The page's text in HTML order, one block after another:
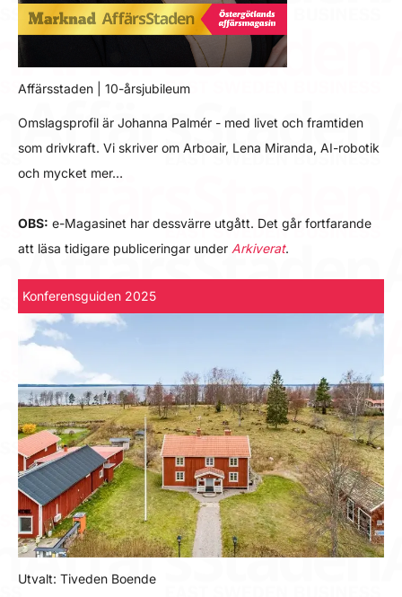
Affärsstaden | 10-årsjubileum
Omslagsprofil är Johanna Palmér - med livet och framtiden
som drivkraft. Vi skriver om Arboair, Lena Miranda, AI-robotik
och mycket mer…
OBS: e-Magasinet har dessvärre utgått. Det går fortfarande
att läsa tidigare publiceringar under Arkiverat.
Konferensguiden 2025
Utvalt: Tiveden Boende